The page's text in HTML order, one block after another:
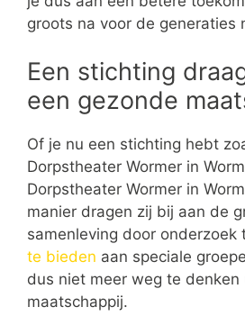
groots na voor de generaties
Een stichting
een gezonde
Of je nu een stichting hebt
Dorpstheater Wormer in
Dorpstheater Wormer in
manier dragen zij bij aan de
samenleving door onderzoek
te bieden aan speciale
dus niet meer weg te denken
maatschappij.